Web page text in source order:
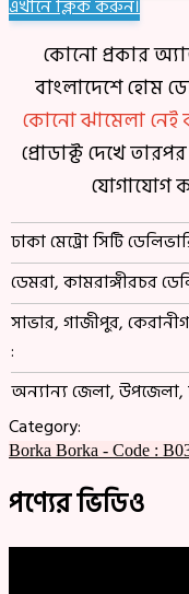
এখানে ক্লিক করুন।
কোনো প্রকার
বাংলাদেশে হোম
কোনো ঝামেলা নেই
প্রোডাক্ট দেখে
যোগাযোগ
ঢাকা মেট্রো সিটি
ডেমরা, কামরাঙ্গীরচর
সাভার, গাজীপুর,
:
অন্যান্য জেলা, উপজেলা,
Category:
Borka Borka - Code :
পণ্যের ভিডিও